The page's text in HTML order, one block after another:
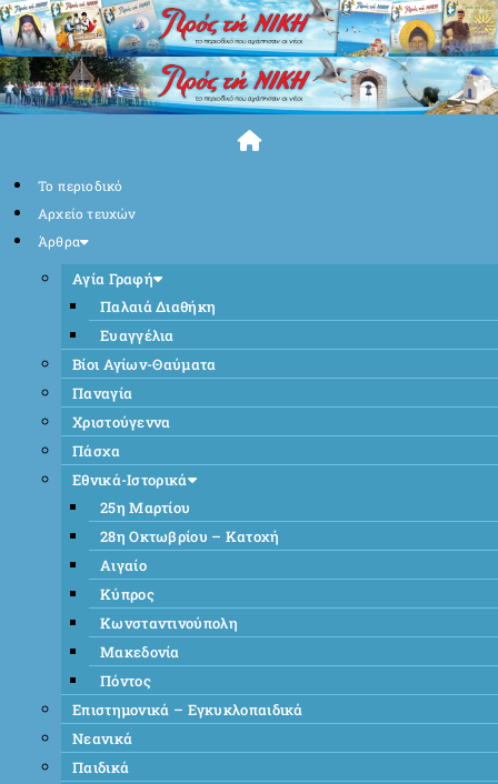
Skip
to
content
Το περιοδικό
Αρχείο τευχών
Άρθρα
Αγία Γραφή
Παλαιά Διαθήκη
Ευαγγέλια
Βίοι Αγίων-Θαύματα
Παναγία
Χριστούγεννα
Πάσχα
Εθνικά-Ιστορικά
25η Μαρτίου
28η Οκτωβρίου – Κατοχή
Αιγαίο
Κύπρος
Κωνσταντινούπολη
Μακεδονία
Πόντος
Επιστημονικά – Εγκυκλοπαιδικά
Νεανικά
Παιδικά